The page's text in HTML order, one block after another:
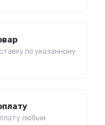
по указанному
любым